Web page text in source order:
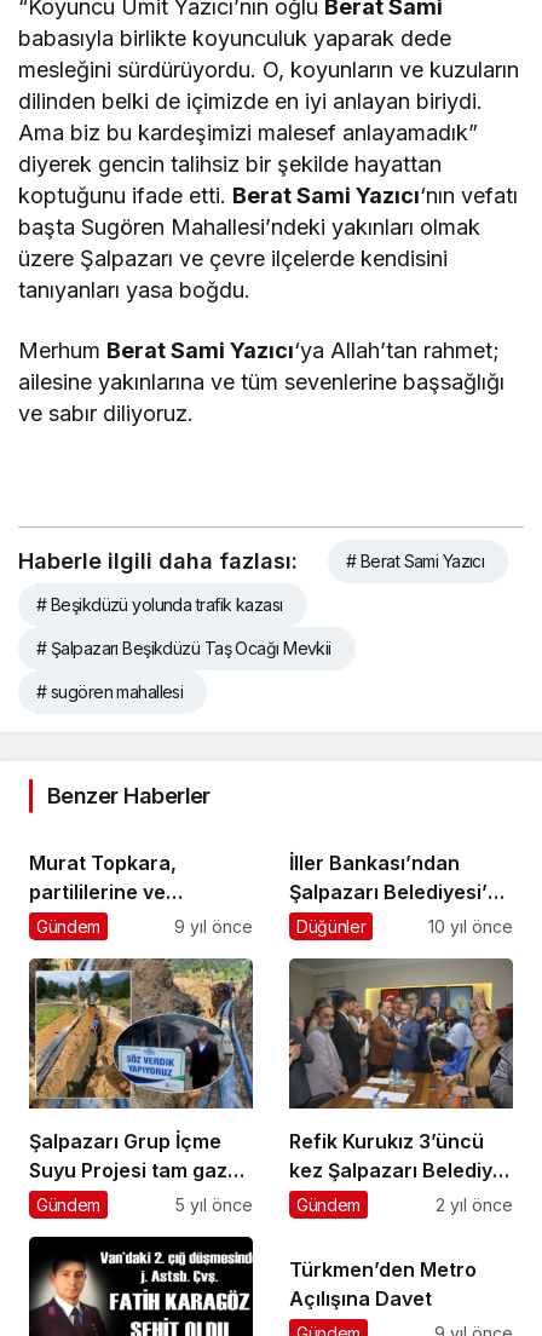
“Koyuncu Ümit Yazıcı’nın oğlu Berat Sami
babasıyla birlikte koyunculuk yaparak dede
mesleğini sürdürüyordu. O, koyunların ve kuzuların
dilinden belki de içimizde en iyi anlayan biriydi.
Ama biz bu kardeşimizi malesef anlayamadık”
diyerek gencin talihsiz bir şekilde hayattan
koptuğunu ifade etti. Berat Sami Yazıcı‘nın vefatı
başta Sugören Mahallesi’ndeki yakınları olmak
üzere Şalpazarı ve çevre ilçelerde kendisini
tanıyanları yasa boğdu.
Merhum Berat Sami Yazıcı‘ya Allah’tan rahmet;
ailesine yakınlarına ve tüm sevenlerine başsağlığı
ve sabır diliyoruz.
Haberle ilgili daha fazlası: # Berat Sami Yazıcı
# Beşikdüzü yolunda trafik kazası
# Şalpazarı Beşikdüzü Taş Ocağı Mevkii
# sugören mahallesi
Benzer Haberler
Murat Topkara,
partililerine ve
seçmenlere teşekkür
Gündem 9 yıl önce
İller Bankası’ndan
Şalpazarı Belediyesi’ne
3.8 Milyon Lira kredi
Düğünler 10 yıl önce
Şalpazarı Grup İçme
Suyu Projesi tam gaz
devam ediyor
Gündem 5 yıl önce
Refik Kurukız 3’üncü
kez Şalpazarı Belediye
Başkanı seçildi
Gündem 2 yıl önce
Türkmen’den Metro
Açılışına Davet